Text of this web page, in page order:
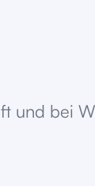
und bei